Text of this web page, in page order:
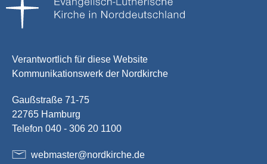
Verantwortlich für diese Website
Kommunikationswerk der Nordkirche
Gaußstraße 71-75
22765 Hamburg
Telefon 040 - 306 20 1100
webmaster@nordkirche.de